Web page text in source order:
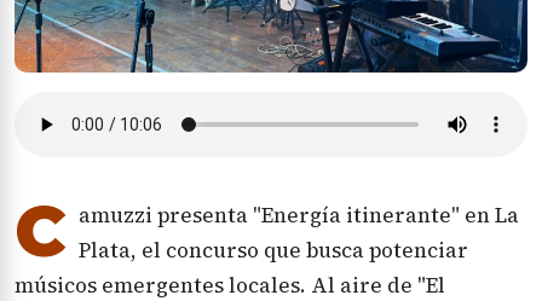
C amuzzi presenta "Energía itinerante" en La
Plata, el concurso que busca potenciar
músicos emergentes locales. Al aire de "El